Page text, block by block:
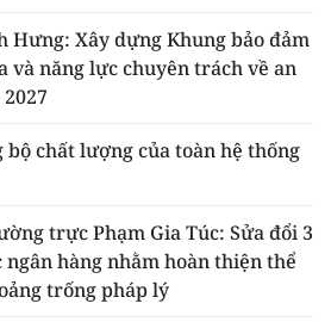
Hưng: Xây dựng Khung bảo đảm
và năng lực chuyên trách về an
bộ chất lượng của toàn hệ thống
trực Phạm Gia Túc: Sửa đổi 3
hàng nhằm hoàn thiện thể
trống pháp lý